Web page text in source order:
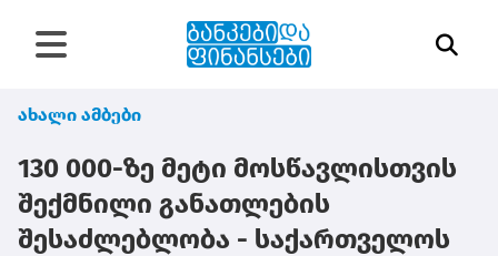
ახალი ამბები
130 000-ზე მეტი მოსწავლისთვის
შექმნილი განათლების
შესაძლებლობა - საქართველოს